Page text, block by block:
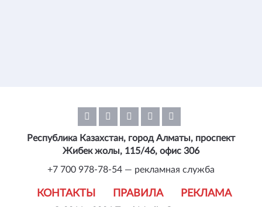
КОНТАКТЫ ПРАВИЛА РЕКЛАМА
Республика Казахстан, город Алматы, проспект
Жибек жолы, 115/46, офис 306
+7 700 978-78-54 — рекламная служба